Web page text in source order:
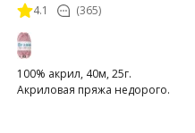
4.1 (365)
100% акрил, 40м, 25г.
Акриловая пряжа недорого.